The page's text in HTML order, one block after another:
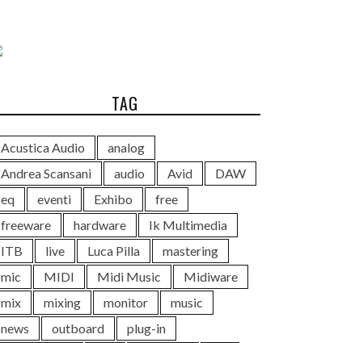
TAG
Acustica Audio
analog
Andrea Scansani
audio Avid
DAW
eq
eventi Exhibo
free
freeware
hardware
Ik Multimedia
ITB
live Luca Pilla
mastering
mic
MIDI Midi Music
Midiware
mix
mixing monitor
music
news
outboard
plug-in